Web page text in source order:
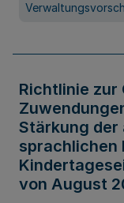
Richtlinie zur
Stärkung
sprachlichen
von August